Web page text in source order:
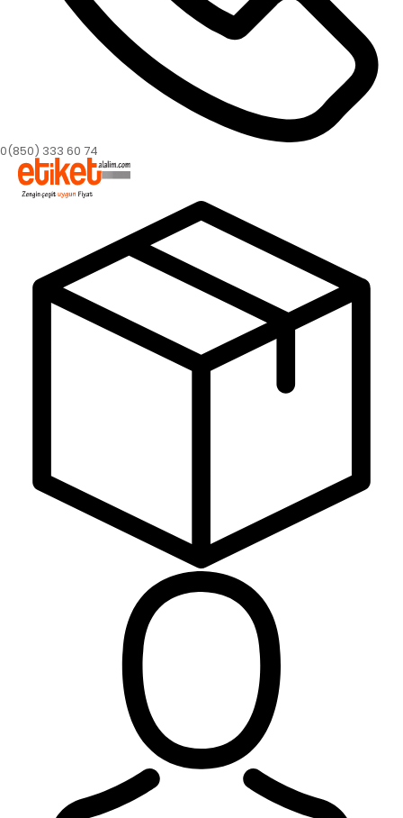
0(850) 333 60 74